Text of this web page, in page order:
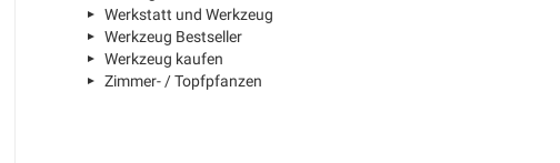
Werkstatt und Werkzeug
Werkzeug Bestseller
Werkzeug kaufen
Zimmer- / Topfpfanzen